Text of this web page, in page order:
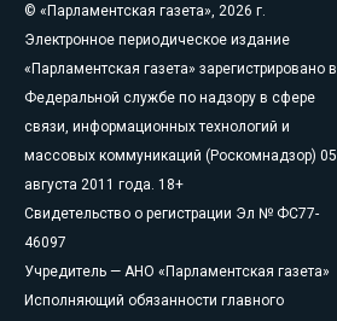
© «Парламентская газета», 2026 г.
Электронное периодическое издание
«Парламентская газета» зарегистрировано в
Федеральной службе по надзору в сфере
связи, информационных технологий и
массовых коммуникаций (Роскомнадзор) 05
августа 2011 года. 18+
Свидетельство о регистрации Эл № ФС77-
46097
Учредитель — АНО «Парламентская газета»
Исполняющий обязанности главного